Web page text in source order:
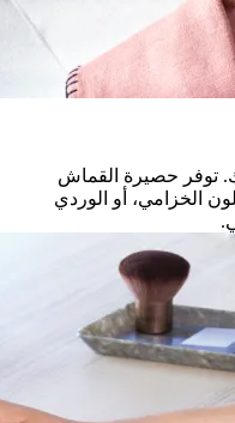
توفر حصيرة القماش
الخزامي، أو الوردي